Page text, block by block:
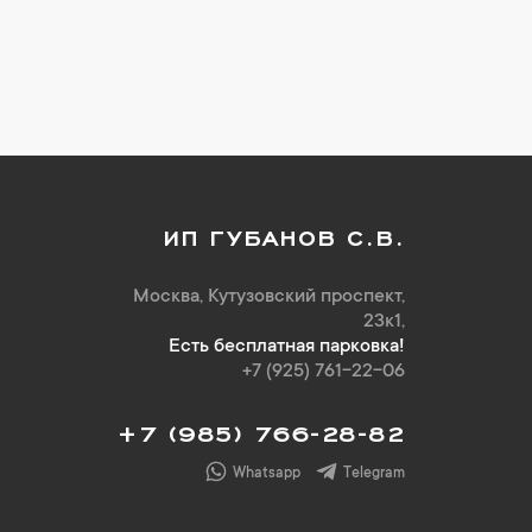
ИП ГУБАНОВ С.В.
Москва, Кутузовский проспект,
23к1,
Есть бесплатная парковка!
+7 (925) 761-22-06
+7 (985) 766-28-82
Whatsapp Telegram